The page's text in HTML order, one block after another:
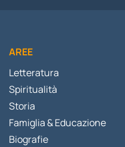
AREE
Letteratura
Spiritualità
Storia
Famiglia & Educazione
Biografie